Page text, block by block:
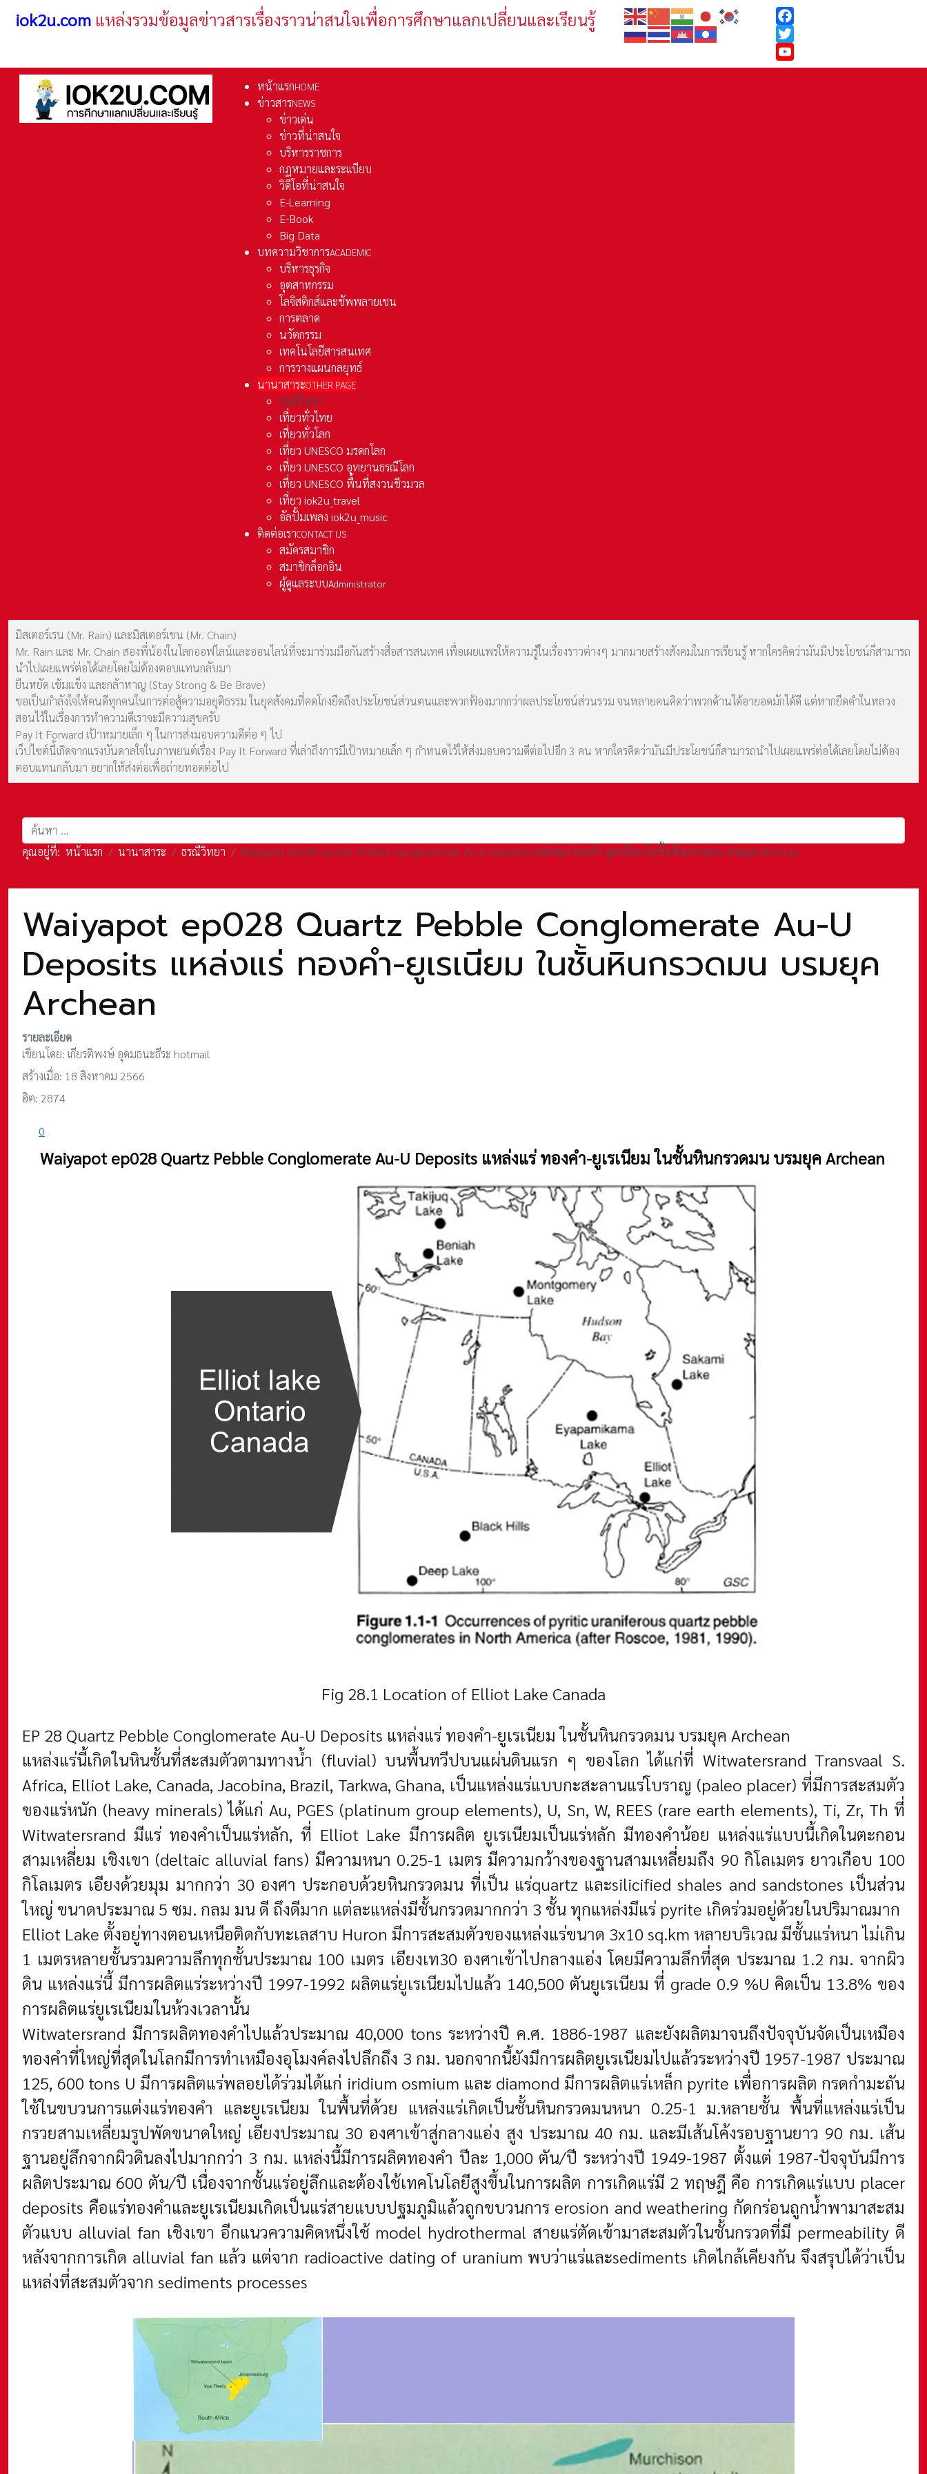
iok2u.com แหล่งรวมข้อมูลข่าวสารเรื่องราวน่าสนใจเพื่อการศึกษาแลกเปลี่ยนและเรียนรู้
Facebook
Twitter
YouTube
หน้าแรกHOME
ข่าวสารNEWS
ข่าวเด่น
ข่าวที่น่าสนใจ
บริหารราชการ
กฏหมายและระเเบียบ
วิดีโอที่น่าสนใจ
E-Learning
E-Book
Big Data
บทความวิชาการACADEMIC
บริหารธุรกิจ
อุตสาหกรรม
โลจิสติกส์และชัพพลายเชน
การตลาด
นวัตกรรม
เทคโนโลยีสารสนเทศ
การวางแผนกลยุทธ์
นานาสาระOTHER PAGE
ธรณีวิทยา
เที่ยวทั่วไทย
เที่ยวทั่วโลก
เที่ยว UNESCO มรดกโลก
เที่ยว UNESCO อุทยานธรณีโลก
เที่ยว UNESCO พื้นที่สงวนชีวมวล
เที่ยว iok2u_travel
อัลปั้มเพลง iok2u_music
ติดต่อเราCONTACT US
สมัครสมาชิก
สมาชิกล็อกอิน
ผู้ดูแลระบบAdministrator
มิสเตอร์เรน (Mr. Rain) และมิสเตอร์เชน (Mr. Chain)
Mr. Rain และ Mr. Chain สองพี่น้องในโลกออฟไลน์และออนไลน์ที่จะมาร่วมมือกันสร้างสื่อสารสนเทศ เพื่อเผยแพร่ให้ความรู้ในเรื่องราวต่างๆ มากมายสร้างสังคมในการเรียนรู้ หากใครคิดว่ามันมีประโยชน์ก็สามารถ
นำไปเผยแพร่ต่อได้เลยโดยไม่ต้องตอบแทนกลับมา
ยืนหยัด เข้มแข็ง และกล้าหาญ (Stay Strong & Be Brave)
ขอเป็นกำลังใจให้คนดีทุกคนในการต่อสู้ความอยุติธรรม ในยุคสังคมที่คดโกงยึดถึงประโยชน์ส่วนตนและพวกฟ้องมากกว่าผลประโยชน์ส่วนรวม จนหลายคนคิดว่าพวกด้านได้อายอดมักได้ดี แต่หากยึดคำในหลวง
สอนไว้ในเรื่องการทำความดีเราจะมีความสุขครับ
Pay It Forward เป้าหมายเล็ก ๆ ในการส่งมอบความดีต่อ ๆ ไป
เว็ปไซต์นี้เกิดจากแรงบันดาลใจในภาพยนต์เรื่อง Pay It Forward ที่เล่าถึงการมีเป้าหมายเล็ก ๆ กำหนดไว้ให้ส่งมอบความดีต่อไปอีก 3 คน หากใครคิดว่ามันมีประโยชน์ก็สามารถนำไปเผยแพร่ต่อได้เลยโดยไม่ต้อง
ตอบแทนกลับมา อยากให้ส่งต่อเพื่อถ่ายทอดต่อไป
การค้นหา
คุณอยู่ที่: หน้าแรก นานาสาระ ธรณีวิทยา Waiyapot ep028 Quartz Pebble Conglomerate Au-U Deposits แหล่งแร่ ทองคำ-ยูเรเนียม ในชั้นหินกรวดมน บรมยุค Archean
Waiyapot ep028 Quartz Pebble Conglomerate Au-U
Deposits แหล่งแร่ ทองคำ-ยูเรเนียม ในชั้นหินกรวดมน บรมยุค
Archean
รายละเอียด
เขียนโดย: เกียรติพงษ์ อุดมธนะธีระ hotmail
สร้างเมื่อ: 18 สิงหาคม 2566
ฮิต: 2874
0
Waiyapot ep028 Quartz Pebble Conglomerate Au-U Deposits แหล่งแร่ ทองคำ-ยูเรเนียม ในชั้นหินกรวดมน บรมยุค Archean
Fig 28.1 Location of Elliot Lake Canada
EP 28 Quartz Pebble Conglomerate Au-U Deposits แหล่งแร่ ทองคำ-ยูเรเนียม ในชั้นหินกรวดมน บรมยุค Archean
แหล่งแร่นี้เกิดในหินชั้นที่สะสมตัวตามทางน้ำ (fluvial) บนพื้นทวีปบนแผ่นดินแรก ๆ ของโลก ได้แก่ที่ Witwatersrand Transvaal S.
Africa, Elliot Lake, Canada, Jacobina, Brazil, Tarkwa, Ghana, เป็นแหล่งแร่แบบกะสะลานแร่โบราญ (paleo placer) ที่มีการสะสมตัว
ของแร่หนัก (heavy minerals) ได้แก่ Au, PGES (platinum group elements), U, Sn, W, REES (rare earth elements), Ti, Zr, Th ที่
Witwatersrand มีแร่ ทองคำเป็นแร่หลัก, ที่ Elliot Lake มีการผลิต ยูเรเนียมเป็นแร่หลัก มีทองคำน้อย แหล่งแร่แบบนี้เกิดในตะกอน
สามเหลี่ยม เชิงเขา (deltaic alluvial fans) มีความหนา 0.25-1 เมตร มีความกว้างของฐานสามเหลี่ยมถึง 90 กิโลเมตร ยาวเกือบ 100
กิโลเมตร เอียงด้วยมุม มากกว่า 30 องศา ประกอบด้วยหินกรวดมน ที่เป็น แร่quartz และsilicified shales and sandstones เป็นส่วน
ใหญ่ ขนาดประมาณ 5 ซม. กลม มน ดี ถึงดีมาก แต่ละแหล่งมีชั้นกรวดมากกว่า 3 ชั้น ทุกแหล่งมีแร่ pyrite เกิดร่วมอยู่ด้วยในปริมาณมาก
Elliot Lake ตั้งอยู่ทางตอนเหนือติดกับทะเลสาบ Huron มีการสะสมตัวของแหล่งแร่ขนาด 3x10 sq.km หลายบริเวณ มีชั้นแร่หนา ไม่เกิน
1 เมตรหลายชั้นรวมความลึกทุกชั้นประมาณ 100 เมตร เอียงเท30 องศาเข้าไปกลางแอ่ง โดยมีความลึกที่สุด ประมาณ 1.2 กม. จากผิว
ดิน แหล่งแร่นี้ มีการผลิตแร่ระหว่างปี 1997-1992 ผลิตแร่ยูเรเนียมไปแล้ว 140,500 ตันยูเรเนียม ที่ grade 0.9 %U คิดเป็น 13.8% ของ
การผลิตแร่ยูเรเนียมในห้วงเวลานั้น
Witwatersrand มีการผลิตทองคำไปแล้วประมาณ 40,000 tons ระหว่างปี ค.ศ. 1886-1987 และยังผลิตมาจนถึงปัจจุบันจัดเป็นเหมือง
ทองคำที่ใหญ่ที่สุดในโลกมีการทำเหมืองอุโมงค์ลงไปลึกถึง 3 กม. นอกจากนี้ยังมีการผลิตยูเรเนียมไปแล้วระหว่างปี 1957-1987 ประมาณ
125, 600 tons U มีการผลิตแร่พลอยได้ร่วมได้แก่ iridium osmium และ diamond มีการผลิตแร่เหล็ก pyrite เพื่อการผลิต กรดกำมะถัน
ใช้ในขบวนการแต่งแร่ทองคำ และยูเรเนียม ในพื้นที่ด้วย แหล่งแร่เกิดเป็นชั้นหินกรวดมนหนา 0.25-1 ม.หลายชั้น พื้นที่แหล่งแร่เป็น
กรวยสามเหลี่ยมรูปพัดขนาดใหญ่ เอียงประมาณ 30 องศาเข้าสู่กลางแอ่ง สูง ประมาณ 40 กม. และมีเส้นโค้งรอบฐานยาว 90 กม. เส้น
ฐานอยู่ลึกจากผิวดินลงไปมากกว่า 3 กม. แหล่งนี้มีการผลิตทองคำ ปีละ 1,000 ตัน/ปี ระหว่างปี 1949-1987 ตั้งแต่ 1987-ปัจจุบันมีการ
ผลิตประมาณ 600 ตัน/ปี เนื่องจากชั้นแร่อยู่ลึกและต้องใช้เทคโนโลยีสูงขึ้นในการผลิต การเกิดแร่มี 2 ทฤษฎี คือ การเกิดแร่แบบ placer
deposits คือแร่ทองคำและยูเรเนียมเกิดเป็นแร่สายแบบปฐมภูมิแล้วถูกขบวนการ erosion and weathering กัดกร่อนถูกน้ำพามาสะสม
ตัวแบบ alluvial fan เชิงเขา อีกแนวความคิดหนึ่งใช้ model hydrothermal สายแร่ตัดเข้ามาสะสมตัวในชั้นกรวดที่มี permeability ดี
หลังจากการเกิด alluvial fan แล้ว แต่จาก radioactive dating of uranium พบว่าแร่และsediments เกิดไกล้เคียงกัน จึงสรุปได้ว่าเป็น
แหล่งที่สะสมตัวจาก sediments processes